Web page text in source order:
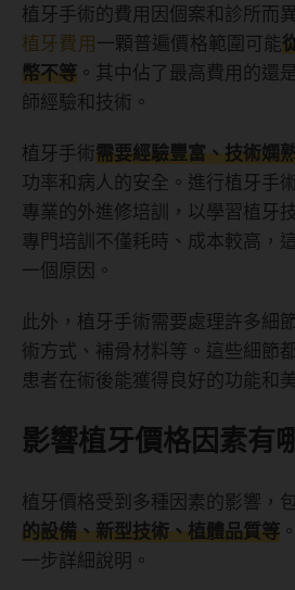
植牙手術的費用因個案和診所而
植牙費用 一顆普遍價格範圍可能
幣不等 。其中佔了最高費用的還
師經驗和技術。
植牙手術需要經驗豐富、技術嫻
功率和病人的安全。進行植牙手
專業的外進修培訓，以學習植牙
專門培訓不僅耗時、成本較高，
一個原因。
此外，植牙手術需要處理許多細
術方式、補骨材料等。這些細節
患者在術後能獲得良好的功能和
影響植牙價格因素有
植牙價格受到多種因素的影響，
的設備、新型技術、植體品質等
一步詳細說明。